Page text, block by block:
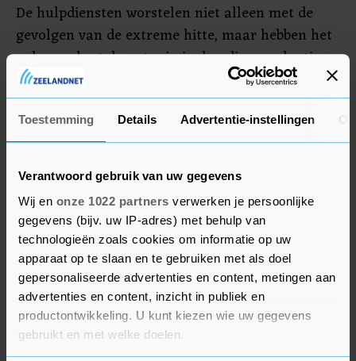
Toestemming Details Advertentie-instellingen
Verantwoord gebruik van uw gegevens
Wij en onze 1022 partners verwerken je persoonlijke
gegevens (bijv. uw IP-adres) met behulp van
technologieën zoals cookies om informatie op uw
apparaat op te slaan en te gebruiken met als doel
gepersonaliseerde advertenties en content, metingen aan
advertenties en content, inzicht in publiek en
productontwikkeling. U kunt kiezen wie uw gegevens
gebruikt en met welke doelen.
De hulpdiensten worstelen niet alleen met de
gevolgen van de extreme hitte, maar hebben het
ook aan de stok met criminelen die een slaatje
proberen te slaan uit de droogte. De politie zoekt
naar dieven die 300.000 liter water hebben
gestolen uit twee tanks in Evans Plains, een
gehucht ten westen van Sydney.